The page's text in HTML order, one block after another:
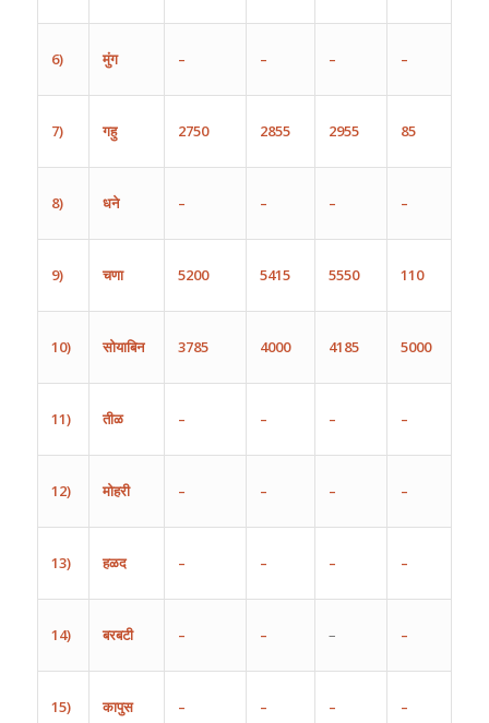
6) मुंग – – – –
7) गहु 2750 2855 2955 85
8) धने – – – –
9) चणा 5200 5415 5550 110
10) सोयाबिन 3785 4000 4185 5000
11) तीळ – – – –
12) मोहरी – – – –
13) हळद – – – –
14) बरबटी – – – –
15)
कापुस
– – – –